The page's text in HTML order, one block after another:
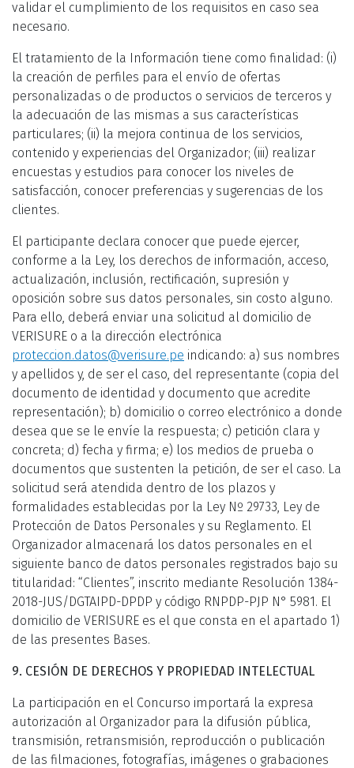
validar el cumplimiento de los requisitos en caso sea
necesario.
El tratamiento de la Información tiene como finalidad: (i)
la creación de perfiles para el envío de ofertas
personalizadas o de productos o servicios de terceros y
la adecuación de las mismas a sus características
particulares; (ii) la mejora continua de los servicios,
contenido y experiencias del Organizador; (iii) realizar
encuestas y estudios para conocer los niveles de
satisfacción, conocer preferencias y sugerencias de los
clientes.
El participante declara conocer que puede ejercer,
conforme a la Ley, los derechos de información, acceso,
actualización, inclusión, rectificación, supresión y
oposición sobre sus datos personales, sin costo alguno.
Para ello, deberá enviar una solicitud al domicilio de
VERISURE o a la dirección electrónica
proteccion.datos@verisure.pe indicando: a) sus nombres
y apellidos y, de ser el caso, del representante (copia del
documento de identidad y documento que acredite
representación); b) domicilio o correo electrónico a donde
desea que se le envíe la respuesta; c) petición clara y
concreta; d) fecha y firma; e) los medios de prueba o
documentos que sustenten la petición, de ser el caso. La
solicitud será atendida dentro de los plazos y
formalidades establecidas por la Ley Nº 29733, Ley de
Protección de Datos Personales y su Reglamento. El
Organizador almacenará los datos personales en el
siguiente banco de datos personales registrados bajo su
titularidad: “Clientes”, inscrito mediante Resolución 1384-
2018-JUS/DGTAIPD-DPDP y código RNPDP-PJP N° 5981. El
domicilio de VERISURE es el que consta en el apartado 1)
de las presentes Bases.
9. CESIÓN DE DERECHOS Y PROPIEDAD INTELECTUAL
La participación en el Concurso importará la expresa
autorización al Organizador para la difusión pública,
transmisión, retransmisión, reproducción o publicación
de las filmaciones, fotografías, imágenes o grabaciones